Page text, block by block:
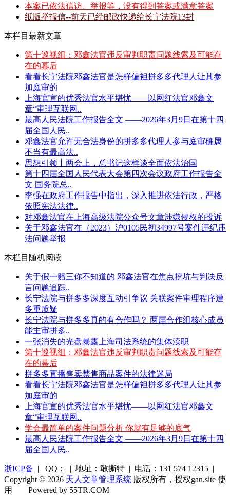
本案已依法信访、举报等，没有得到答案或满意答案
纸版举报信--前天已经邮政快递给长宁法院13封
本栏目最新文章
第十巡视组：邓鑫法官违反审判职责问题线索及可能存
在的幕后
看看长宁法院邓鑫法官是怎样偏袒拼多多代理人让其参
加庭审的
上海官宣的优秀法官水平堪忧——以网红法官邓鑫文
章“审理互联网..
最高人民法院工作报告全文 ——2026年3月9日在第十四
届全国人民..
邓鑫法官允许无合法身份的拼多多代理人参与庭审确属
不当有最高法..
思想引领丨两会上，总书记这样谈全面依法治国
第十四届全国人民代表大会第四次会议政府工作报告全
文 国务院总..
李强在政府工作报告中指出，深入推进依法行政，严格
依照宪法法律..
对邓鑫法官在上海高级法院公众号文章涉嫌侵权的投诉
关于邓鑫法官在（2023）沪0105民初34997号案件违纪违
法问题举报
本栏目随机阅读
关于假一赔三你不知道的 邓鑫法官在焦点挖坑与判决反
言问题追踪..
长宁法院与拼多多深度互动引争议 关联案件审理程序遭
多重质疑
长宁法院与拼多多真的有合作吗？ 两届合作组核心成员
能主审拼多..
一张消失的光盘暴露上海司法系统的集体渎职
第十巡视组：邓鑫法官违反审判职责问题线索及可能存
在的幕后
拼多多直播售卖禁售商品案件的法律迷局
看看长宁法院邓鑫法官是怎样偏袒拼多多代理人让其参
加庭审的
上海官宣的优秀法官水平堪忧——以网红法官邓鑫文
章“审理互联网..
学会最简单的案件问题分析 你就有足够的底气
最高人民法院工作报告全文 ——2026年3月9日在第十四
届全国人民..
浙ICP备 | QQ： | 地址：敢撕特 | 电话：131 574 12315 |
Copyright © 2026 天人文章管理系统 版权所有，授权gan.site 使
用
Powered by 55TR.COM